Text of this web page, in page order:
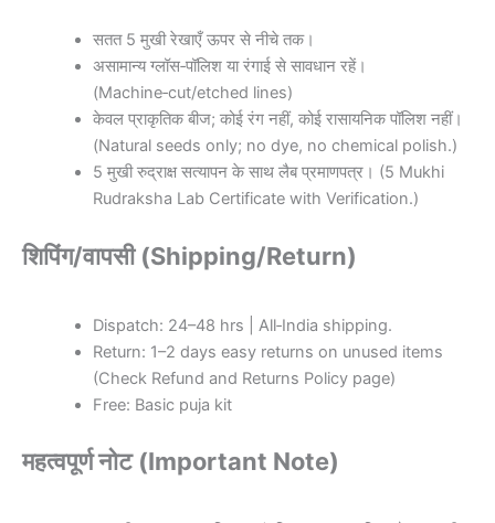
सतत 5 मुखी रेखाएँ ऊपर से नीचे तक।
असामान्य ग्लॉस‑पॉलिश या रंगाई से सावधान रहें।
(Machine‑cut/etched lines)
केवल प्राकृतिक बीज; कोई रंग नहीं, कोई रासायनिक पॉलिश नहीं।
(Natural seeds only; no dye, no chemical polish.)
5 मुखी रुद्राक्ष सत्यापन के साथ लैब प्रमाणपत्र। (5 Mukhi
Rudraksha Lab Certificate with Verification.)
शिपिंग/वापसी (Shipping/Return)
Dispatch: 24–48 hrs | All‑India shipping.
Return: 1–2 days easy returns on unused items
(Check Refund and Returns Policy page)
Free: Basic puja kit
महत्वपूर्ण नोट (Important Note)